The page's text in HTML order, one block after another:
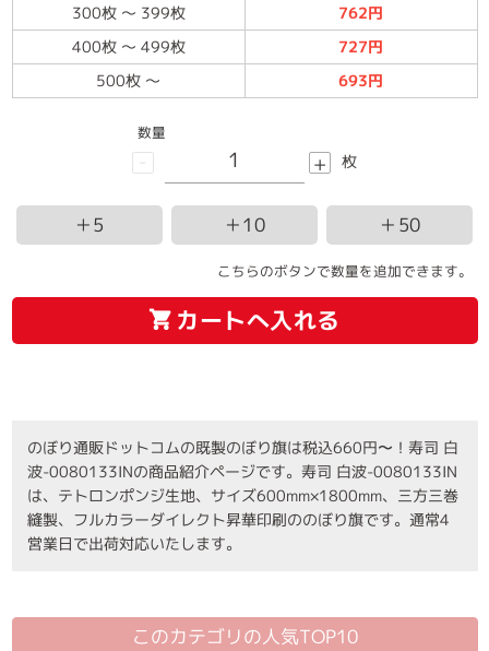
300枚 ～ 399枚
762円
400枚 ～ 499枚
727円
500枚 ～ 693円
-
数量
+ 枚
＋5 ＋10 ＋50
こちらのボタンで数量を追加できます。
カートへ入れる
のぼり通販ドットコムの既製のぼり旗は税込660円〜！寿司 白
波-0080133INの商品紹介ページです。寿司 白波-0080133IN
は、テトロンポンジ生地、サイズ600mm×1800mm、三方三巻
縫製、フルカラーダイレクト昇華印刷ののぼり旗です。通常4
営業日で出荷対応いたします。
このカテゴリの人気TOP10